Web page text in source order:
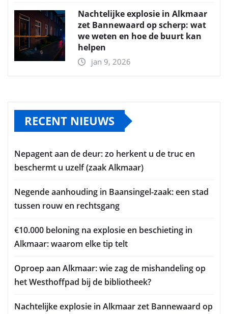
Nachtelijke explosie in Alkmaar
zet Bannewaard op scherp: wat
we weten en hoe de buurt kan
helpen
jan 9, 2026
RECENT NIEUWS
Nepagent aan de deur: zo herkent u de truc en
beschermt u uzelf (zaak Alkmaar)
Negende aanhouding in Baansingel-zaak: een stad
tussen rouw en rechtsgang
€10.000 beloning na explosie en beschieting in
Alkmaar: waarom elke tip telt
Oproep aan Alkmaar: wie zag de mishandeling op
het Westhoffpad bij de bibliotheek?
Nachtelijke explosie in Alkmaar zet Bannewaard op